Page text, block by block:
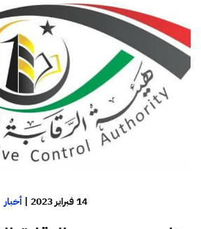
14 فبراير 2023 | أخبار